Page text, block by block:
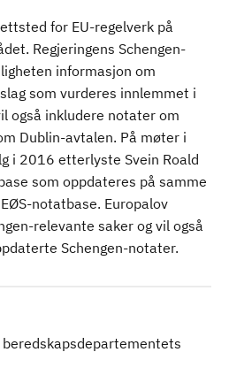
for EU-regelverk på
Regjeringens Schengen-
informasjon om
som vurderes innlemmet i
også inkludere notater om
Dublin-avtalen. På møter i
i 2016 etterlyste Svein Roald
som oppdateres på samme
notatbase. Europalov
relevante saker og vil også
Schengen-notater.
beredskapsdepartementets